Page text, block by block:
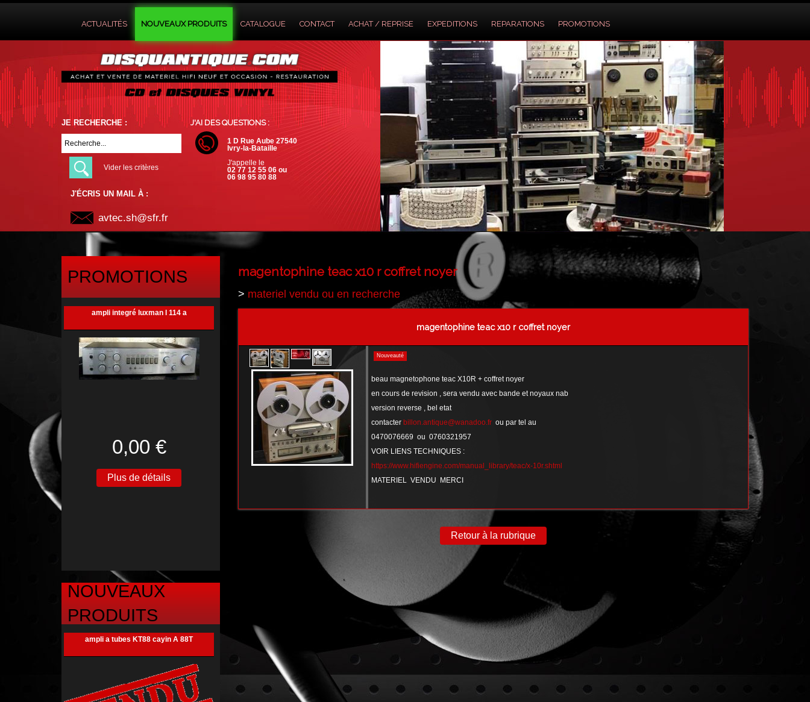
ACTUALITÉS NOUVEAUX PRODUITS CATALOGUE CONTACT ACHAT / REPRISE EXPEDITIONS REPARATIONS PROMOTIONS
JE RECHERCHE :
Vider les critères
J'AI DES QUESTIONS :
1 D Rue Aube 27540
Ivry-la-Bataille
J'appelle le
02 77 12 55 06 ou
06 98 95 80 88
J'ÉCRIS UN MAIL À :
avtec.sh@sfr.fr
PROMOTIONS
ampli integré luxman l 114 a
0,00 €
Plus de détails
NOUVEAUX
PRODUITS
ampli a tubes KT88 cayin A 88T
magentophine teac x10 r coffret noyer
> materiel vendu ou en recherche
magentophine teac x10 r coffret noyer
Nouveauté
beau magnetophone teac X10R + coffret noyer
en cours de revision , sera vendu avec bande et noyaux nab
version reverse , bel etat
contacter billon.antique@wanadoo.frou par tel au
0470076669 ou 0760321957
VOIR LIENS TECHNIQUES :
https://www.hifiengine.com/manual_library/teac/x-10r.shtml
MATERIEL VENDU MERCI
Retour à la rubrique